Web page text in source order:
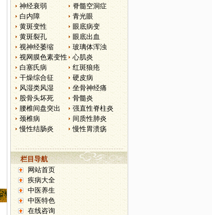
神经衰弱
脊髓空洞症
白内障
青光眼
黄斑变性
眼底病变
黄斑裂孔
眼底出血
视神经萎缩
玻璃体浑浊
视网膜色素变性
心肌炎
白塞氏病
红斑狼疮
干燥综合征
硬皮病
风湿类风湿
坐骨神经痛
股骨头坏死
骨髓炎
腰椎间盘突出
强直性脊柱炎
颈椎病
间质性肺炎
慢性结肠炎
慢性胃溃疡
栏目导航
网站首页
疾病大全
中医养生
中医特色
在线咨询